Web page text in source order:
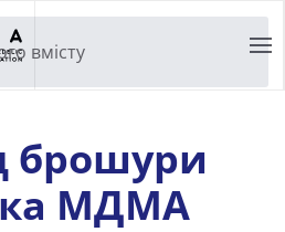
вмісту
брошури
МДМА